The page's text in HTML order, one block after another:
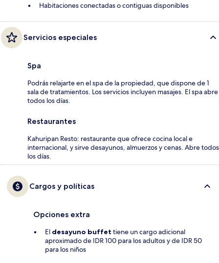
Habitaciones conectadas o contiguas disponibles
Servicios especiales
Spa
Podrás relajarte en el spa de la propiedad, que dispone de 1
sala de tratamientos. Los servicios incluyen masajes. El spa abre
todos los días.
Restaurantes
Kahuripan Resto: restaurante que ofrece cocina local e
internacional, y sirve desayunos, almuerzos y cenas. Abre todos
los días.
Cargos y políticas
Opciones extra
El desayuno buffet tiene un cargo adicional
aproximado de IDR 100 para los adultos y de IDR 50
para los niños